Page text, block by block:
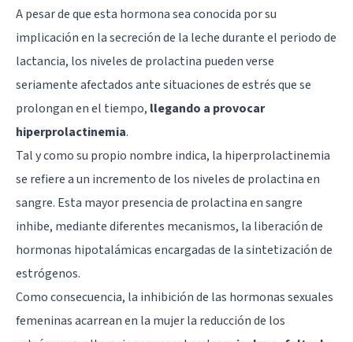
A pesar de que esta hormona sea conocida por su
implicación en la secreción de la leche durante el periodo de
lactancia, los niveles de prolactina pueden verse
seriamente afectados ante situaciones de estrés que se
prolongan en el tiempo, llegando a provocar
hiperprolactinemia.
Tal y como su propio nombre indica, la hiperprolactinemia
se refiere a un incremento de los niveles de prolactina en
sangre. Esta mayor presencia de prolactina en sangre
inhibe, mediante diferentes mecanismos, la liberación de
hormonas hipotalámicas encargadas de la sintetización de
estrógenos.
Como consecuencia, la inhibición de las hormonas sexuales
femeninas acarrean en la mujer la reducción de los